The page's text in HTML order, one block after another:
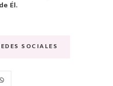
Él.
SOCIALES